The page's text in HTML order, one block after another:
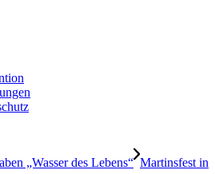
„Wasser des Lebens“ Martinsfest in